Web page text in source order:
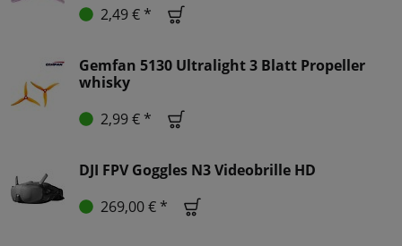
2,49 € *
Gemfan 5130 Ultralight 3 Blatt Propeller
whisky
2,99 € *
DJI FPV Goggles N3 Videobrille HD
269,00 € *